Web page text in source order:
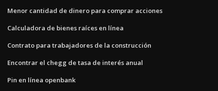
Menor cantidad de dinero para comprar acciones
Calculadora de bienes raíces en línea
Contrato para trabajadores de la construcción
Encontrar el chegg de tasa de interés anual
Pin en línea openbank